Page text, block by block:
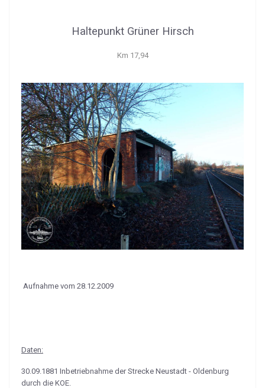
Haltepunkt Grüner Hirsch
Km 17,94
Aufnahme vom 28.12.2009
Daten:
30.09.1881 Inbetriebnahme der Strecke Neustadt - Oldenburg
durch die KOE.